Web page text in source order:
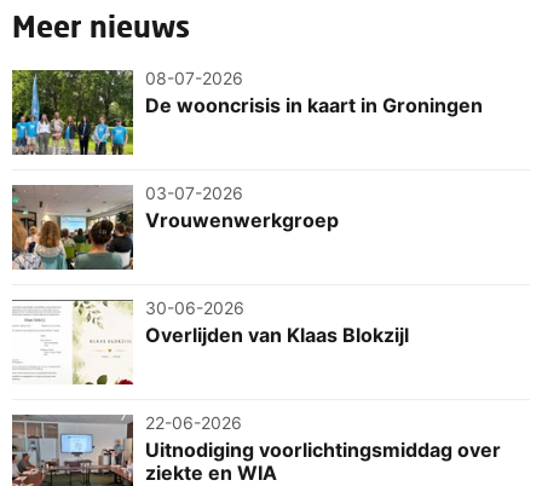
Meer nieuws
08-07-2026
De wooncrisis in kaart in Groningen
03-07-2026
Vrouwenwerkgroep
30-06-2026
Overlijden van Klaas Blokzijl
22-06-2026
Uitnodiging voorlichtingsmiddag over
ziekte en WIA